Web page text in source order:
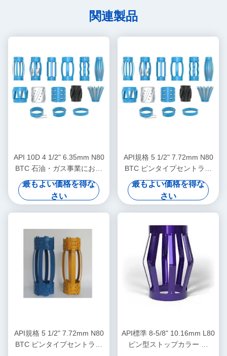
関連製品
API 10D 4 1/2" 6.35mm N80
BTC 石油・ガス事業におけ
る石油場集中装置
最もよい価格を得な
さい
API規格 5 1/2" 7.72mm N80
BTC ピンタイプセントララ
イザー（石油・ガス掘削にお
けるケーシングセントラライ
ザーの移動制限用）
最もよい価格を得な
さい
API規格 5 1/2" 7.72mm N80
BTC ピンタイプセントララ
API標準 8-5/8" 10.16mm L80
ピン型ストップカラー 石